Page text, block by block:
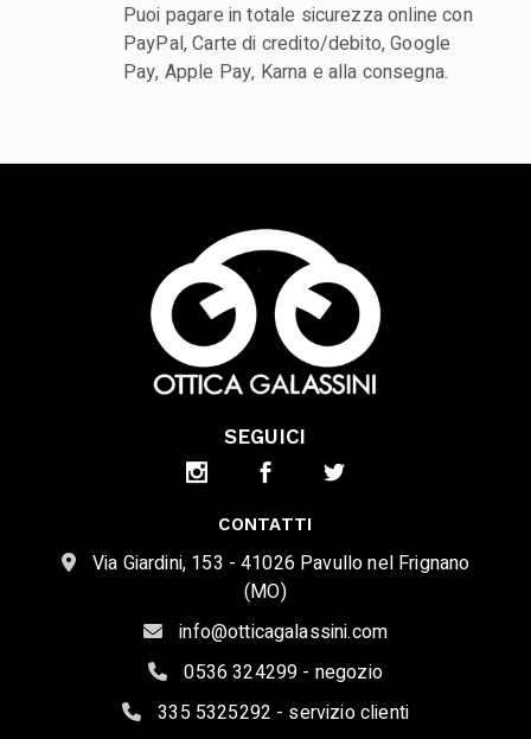
Puoi pagare in totale sicurezza online con
PayPal, Carte di credito/debito, Google
Pay, Apple Pay, Karna e alla consegna.
SEGUICI
CONTATTI
Via Giardini, 153 - 41026 Pavullo nel Frignano
(MO)
info@otticagalassini.com
0536 324299 - negozio
335 5325292 - servizio clienti